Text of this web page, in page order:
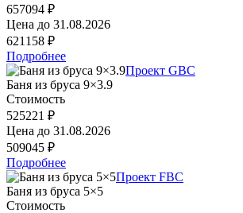
657094 ₽
Цена до 31.08.2026
621158 ₽
Подробнее
Проект GBC
Баня из бруса 9×3.9
Стоимость
525221 ₽
Цена до 31.08.2026
509045 ₽
Подробнее
Проект FBC
Баня из бруса 5×5
Стоимость